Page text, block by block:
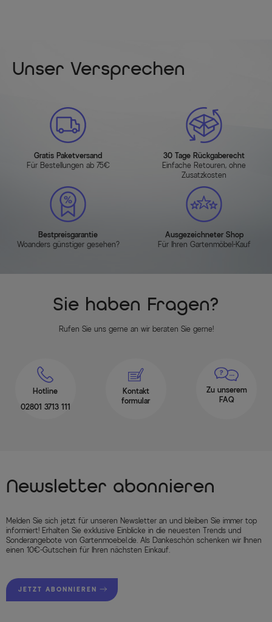
Unser Versprechen
Gratis Paketversand
Für Bestellungen ab 75€
30 Tage Rückgaberecht
Einfache Retouren, ohne
Zusatzkosten
Bestpreisgarantie
Woanders günstiger gesehen?
Ausgezeichneter Shop
Für Ihren Gartenmöbel-Kauf
Sie haben Fragen?
Rufen Sie uns gerne an wir beraten Sie gerne!
Hotline
02801 3713 111
Kontakt
formular
Zu unserem
FAQ
Newsletter abonnieren
Melden Sie sich jetzt für unseren Newsletter an und bleiben Sie immer top
informiert! Erhalten Sie exklusive Einblicke in die neuesten Trends und
Sonderangebote von Gartenmoebel.de. Als Dankeschön schenken wir Ihnen
einen 10€-Gutschein für Ihren nächsten Einkauf.
JETZT ABONNIEREN